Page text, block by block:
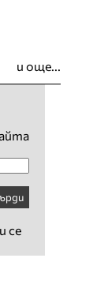
и още...
се